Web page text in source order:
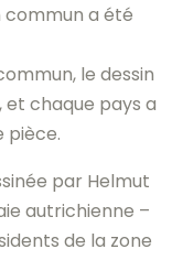
commun a été
le dessin
chaque pays a
pièce.
par Helmut
autrichienne –
de la zone